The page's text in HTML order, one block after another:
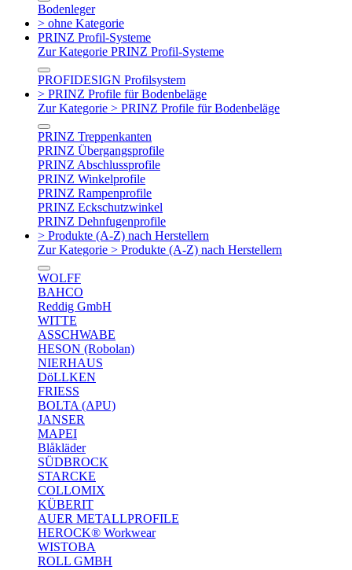
Bodenleger
> ohne Kategorie
PRINZ Profil-Systeme
Zur Kategorie PRINZ Profil-Systeme
PROFIDESIGN Profilsystem
> PRINZ Profile für Bodenbeläge
Zur Kategorie > PRINZ Profile für Bodenbeläge
PRINZ Treppenkanten
PRINZ Übergangsprofile
PRINZ Abschlussprofile
PRINZ Winkelprofile
PRINZ Rampenprofile
PRINZ Eckschutzwinkel
PRINZ Dehnfugenprofile
> Produkte (A-Z) nach Herstellern
Zur Kategorie > Produkte (A-Z) nach Herstellern
WOLFF
BAHCO
Reddig GmbH
WITTE
ASSCHWABE
HESON (Robolan)
NIERHAUS
DöLLKEN
FRIESS
BOLTA (APU)
JANSER
MAPEI
Blåkläder
SÜDBROCK
STARCKE
COLLOMIX
KÜBERIT
AUER METALLPROFILE
HEROCK® Workwear
WISTOBA
ROLL GMBH